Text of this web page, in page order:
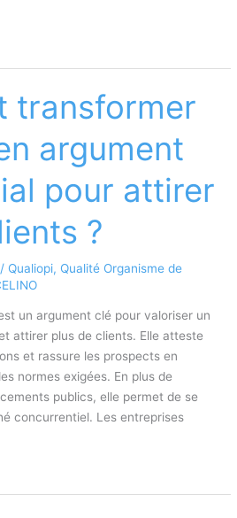
transformer
argument
pour attirer
?
/ Qualiopi, Qualité Organisme de
un argument clé pour valoriser un
attirer plus de clients. Elle atteste
et rassure les prospects en
normes exigées. En plus de
publics, elle permet de se
concurrentiel. Les entreprises